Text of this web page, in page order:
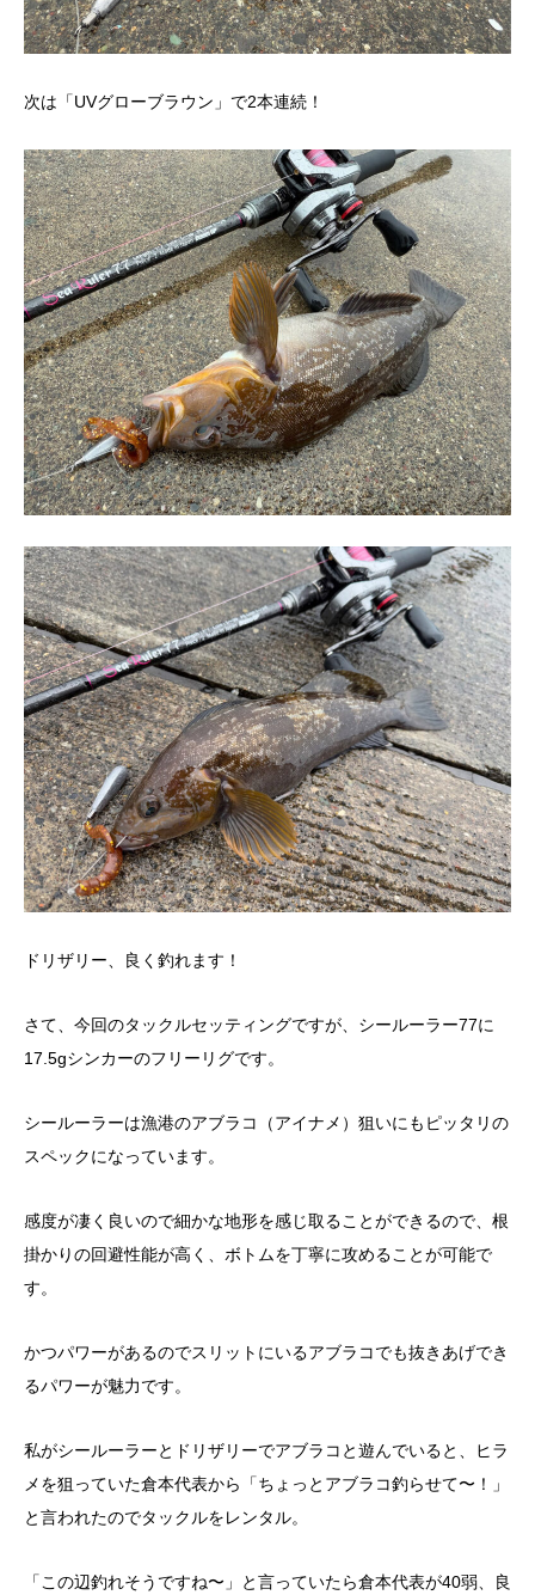
次は「UVグローブラウン」で2本連続！
ドリザリー、良く釣れます！
さて、今回のタックルセッティングですが、シールーラー77に
17.5gシンカーのフリーリグです。
シールーラーは漁港のアブラコ（アイナメ）狙いにもピッタリの
スペックになっています。
感度が凄く良いので細かな地形を感じ取ることができるので、根
掛かりの回避性能が高く、ボトムを丁寧に攻めることが可能で
す。
かつパワーがあるのでスリットにいるアブラコでも抜きあげでき
るパワーが魅力です。
私がシールーラーとドリザリーでアブラコと遊んでいると、ヒラ
メを狙っていた倉本代表から「ちょっとアブラコ釣らせて〜！」
と言われたのでタックルをレンタル。
「この辺釣れそうですね〜」と言っていたら倉本代表が40弱、良